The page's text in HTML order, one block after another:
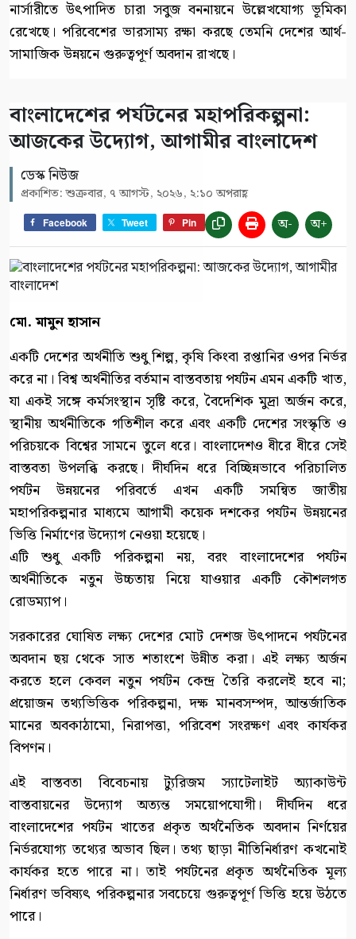
নার্সারীতে উৎপাদিত চারা সবুজ বননায়নে উল্লেখযোগ্য ভূমিকা
রেখেছে। পরিবেশের ভারসাম্য রক্ষা করছে তেমনি দেশের আর্থ-
সামাজিক উন্নয়নে গুরুত্বপূর্ণ অবদান রাখছে।
বাংলাদেশের পর্যটনের মহাপরিকল্পনা:
আজকের উদ্যোগ, আগামীর বাংলাদেশ
ডেস্ক নিউজ
প্রকাশিত: শুক্রবার, ৭ আগস্ট, ২০২৬, ২:১০ অপরাহ্ণ
Facebook Tweet Pin অ- অ+
মো. মামুন হাসান
একটি দেশের অর্থনীতি শুধু শিল্প, কৃষি কিংবা রপ্তানির ওপর নির্ভর
করে না। বিশ্ব অর্থনীতির বর্তমান বাস্তবতায় পর্যটন এমন একটি খাত,
যা একই সঙ্গে কর্মসংস্থান সৃষ্টি করে, বৈদেশিক মুদ্রা অর্জন করে,
স্থানীয় অর্থনীতিকে গতিশীল করে এবং একটি দেশের সংস্কৃতি ও
পরিচয়কে বিশ্বের সামনে তুলে ধরে। বাংলাদেশও ধীরে ধীরে সেই
বাস্তবতা উপলব্ধি করছে। দীর্ঘদিন ধরে বিচ্ছিন্নভাবে পরিচালিত
পর্যটন উন্নয়নের পরিবর্তে এখন একটি সমন্বিত জাতীয়
মহাপরিকল্পনার মাধ্যমে আগামী কয়েক দশকের পর্যটন উন্নয়নের
ভিত্তি নির্মাণের উদ্যোগ নেওয়া হয়েছে।
এটি শুধু একটি পরিকল্পনা নয়, বরং বাংলাদেশের পর্যটন
অর্থনীতিকে নতুন উচ্চতায় নিয়ে যাওয়ার একটি কৌশলগত
রোডম্যাপ।
সরকারের ঘোষিত লক্ষ্য দেশের মোট দেশজ উৎপাদনে পর্যটনের
অবদান ছয় থেকে সাত শতাংশে উন্নীত করা। এই লক্ষ্য অর্জন
করতে হলে কেবল নতুন পর্যটন কেন্দ্র তৈরি করলেই হবে না;
প্রয়োজন তথ্যভিত্তিক পরিকল্পনা, দক্ষ মানবসম্পদ, আন্তর্জাতিক
মানের অবকাঠামো, নিরাপত্তা, পরিবেশ সংরক্ষণ এবং কার্যকর
বিপণন।
এই বাস্তবতা বিবেচনায় ট্যুরিজম স্যাটেলাইট অ্যাকাউন্ট
বাস্তবায়নের উদ্যোগ অত্যন্ত সময়োপযোগী। দীর্ঘদিন ধরে
বাংলাদেশের পর্যটন খাতের প্রকৃত অর্থনৈতিক অবদান নির্ণয়ের
নির্ভরযোগ্য তথ্যের অভাব ছিল। তথ্য ছাড়া নীতিনির্ধারণ কখনোই
কার্যকর হতে পারে না। তাই পর্যটনের প্রকৃত অর্থনৈতিক মূল্য
নির্ধারণ ভবিষ্যৎ পরিকল্পনার সবচেয়ে গুরুত্বপূর্ণ ভিত্তি হয়ে উঠতে
পারে।